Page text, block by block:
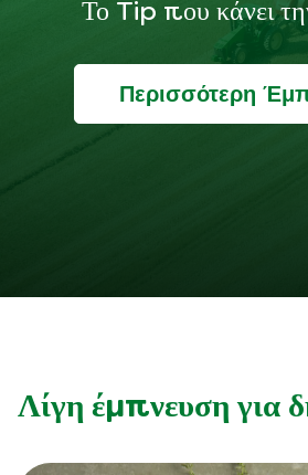
Το Tip που κάνει
Περισσότερη
Λίγη έμπνευση για